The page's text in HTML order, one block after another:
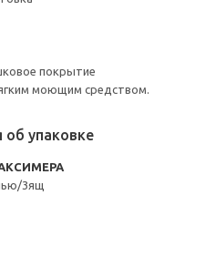
покрытие
моющим средством.
упаковке
3ящ